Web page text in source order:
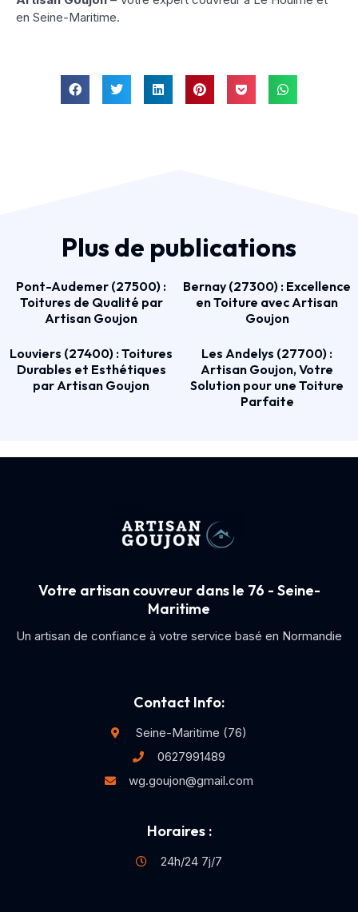
en Seine-Maritime.
Plus de publications
Pont-Audemer (27500) :
Toitures de Qualité par
Artisan Goujon
Bernay (27300) : Excellence
en Toiture avec Artisan
Goujon
Louviers (27400) : Toitures
Durables et Esthétiques
par Artisan Goujon
Les Andelys (27700) :
Artisan Goujon, Votre
Solution pour une Toiture
Parfaite
Votre artisan couvreur dans le 76 - Seine-
Maritime
Un artisan de confiance à votre service basé en Normandie
Contact Info:
Seine-Maritime (76)
0627991489
wg.goujon@gmail.com
Horaires :
24h/24 7j/7